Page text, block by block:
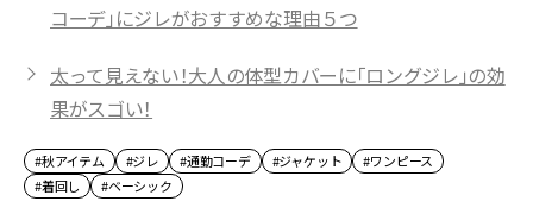
コーデ」にジレがおすすめな理由５つ
太って見えない！大人の体型カバーに「ロングジレ」の効
果がスゴい！
#秋アイテム #ジレ #通勤コーデ #ジャケット
#ワンピース
#着回し
#ベーシック